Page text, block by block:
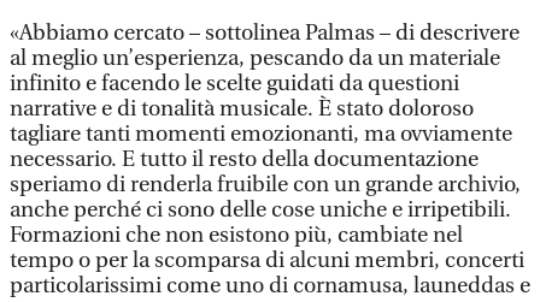
«Abbiamo cercato – sottolinea Palmas – di descrivere
al meglio un’esperienza, pescando da un materiale
infinito e facendo le scelte guidati da questioni
narrative e di tonalità musicale. È stato doloroso
tagliare tanti momenti emozionanti, ma ovviamente
necessario. E tutto il resto della documentazione
speriamo di renderla fruibile con un grande archivio,
anche perché ci sono delle cose uniche e irripetibili.
Formazioni che non esistono più, cambiate nel
tempo o per la scomparsa di alcuni membri, concerti
particolarissimi come uno di cornamusa, launeddas e